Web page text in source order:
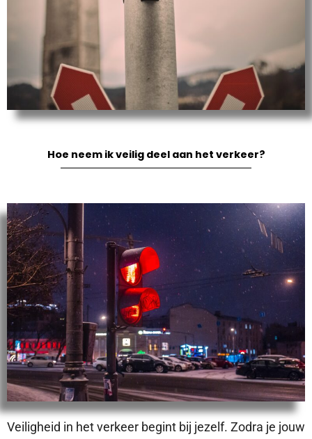
Hoe neem ik veilig deel aan het verkeer?
Veiligheid in het verkeer begint bij jezelf. Zodra je jouw